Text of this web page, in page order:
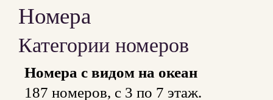
Номера
Категории номеров
Номера с видом на океан
187 номеров, с 3 по 7 этаж.